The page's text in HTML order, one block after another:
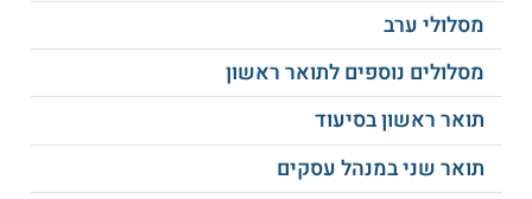
קהילות טראומה וזיכרון.
ארגונים ללא כוונת רווח.
רטוריקה של שינוי חברתי.
זהות דתית וחילונית בקהילות בישראל.
סוציולוגיה דיגיטלית בקהילות בלתי פורמליות.
ועוד.
מסלולי ערב
מסלולים נוספים לתואר ראשון
תואר ראשון בסיעוד
תואר שני במנהל עסקים